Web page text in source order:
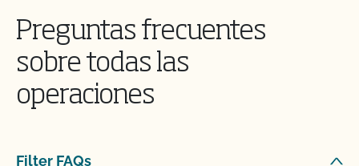
Preguntas frecuentes
sobre todas las
operaciones
Filter FAQs
pasto. ¿Hay algún otro requisito que deba tener en
cuenta para solicitar el Programa de Ganadería
Orgánica Certificada Alimentada con Pasto?
¿Qué ocurre con las semillas orgánicas, los
trasplantes y la disponibilidad comercial?
¿Cuáles son las necesidades de tierra para los